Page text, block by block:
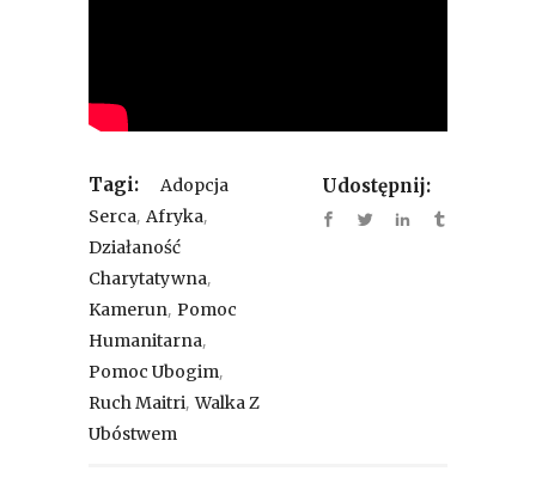
Tagi:
Adopcja
Serca, Afryka,
Działaność
Charytatywna,
Kamerun, Pomoc
Humanitarna,
Pomoc Ubogim,
Ruch Maitri,Walka Z
Ubóstwem
Udostępnij: